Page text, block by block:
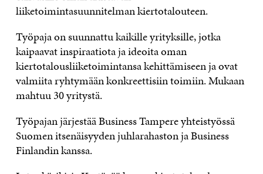
liiketoimintasuunnitelman kiertotalouteen.
Työpaja on suunnattu kaikille yrityksille, jotka
kaipaavat inspiraatiota ja ideoita oman
kiertotalousliiketoimintansa kehittämiseen ja ovat
valmiita ryhtymään konkreettisiin toimiin. Mukaan
mahtuu 30 yritystä.
Työpajan järjestää Business Tampere yhteistyössä
Suomen itsenäisyyden juhlarahaston ja Business
Finlandin kanssa.